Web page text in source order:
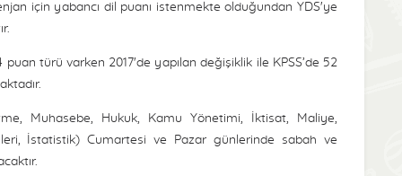
için yabancı dil puanı istenmekte olduğundan YDS'ye
türü varken 2017'de yapılan değişiklik ile KPSS’de 52
Muhasebe, Hukuk, Kamu Yönetimi, İktisat, Maliye,
İstatistik) Cumartesi ve Pazar günlerinde sabah ve